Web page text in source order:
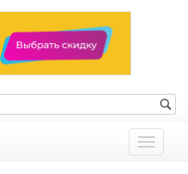
Показать
меню